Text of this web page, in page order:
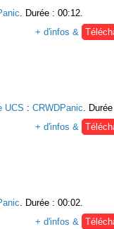
. Durée : 00:12.
+ d'infos &
UCS : CRWDPanic .
+ d'infos &
. Durée : 00:02.
+ d'infos &